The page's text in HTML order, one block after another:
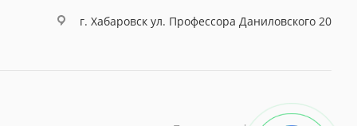
г. Хабаровск ул. Профессора Даниловского 20